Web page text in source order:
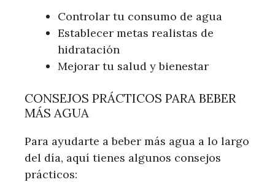
Controlar tu consumo de agua
Establecer metas realistas de
hidratación
Mejorar tu salud y bienestar
CONSEJOS PRÁCTICOS PARA BEBER
MÁS AGUA
Para ayudarte a beber más agua a lo largo
del día, aquí tienes algunos consejos
prácticos: